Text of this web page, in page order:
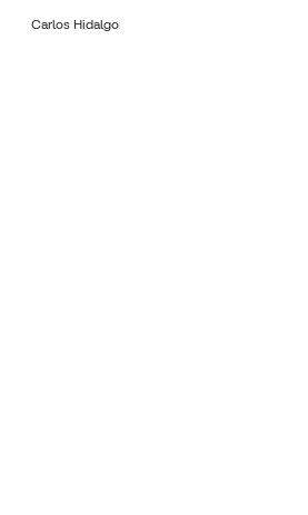
Carlos Hidalgo